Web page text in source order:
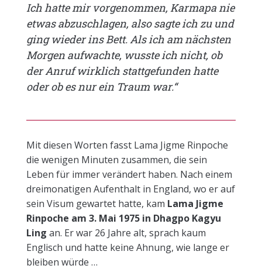
Ich hatte mir vorgenommen, Karmapa nie
etwas abzuschlagen, also sagte ich zu und
ging wieder ins Bett. Als ich am nächsten
Morgen aufwachte, wusste ich nicht, ob
der Anruf wirklich stattgefunden hatte
oder ob es nur ein Traum war.“
Mit diesen Worten fasst Lama Jigme Rinpoche
die wenigen Minuten zusammen, die sein
Leben für immer verändert haben. Nach einem
dreimonatigen Aufenthalt in England, wo er auf
sein Visum gewartet hatte, kam Lama Jigme
Rinpoche am 3. Mai 1975 in Dhagpo Kagyu
Ling an. Er war 26 Jahre alt, sprach kaum
Englisch und hatte keine Ahnung, wie lange er
bleiben würde …